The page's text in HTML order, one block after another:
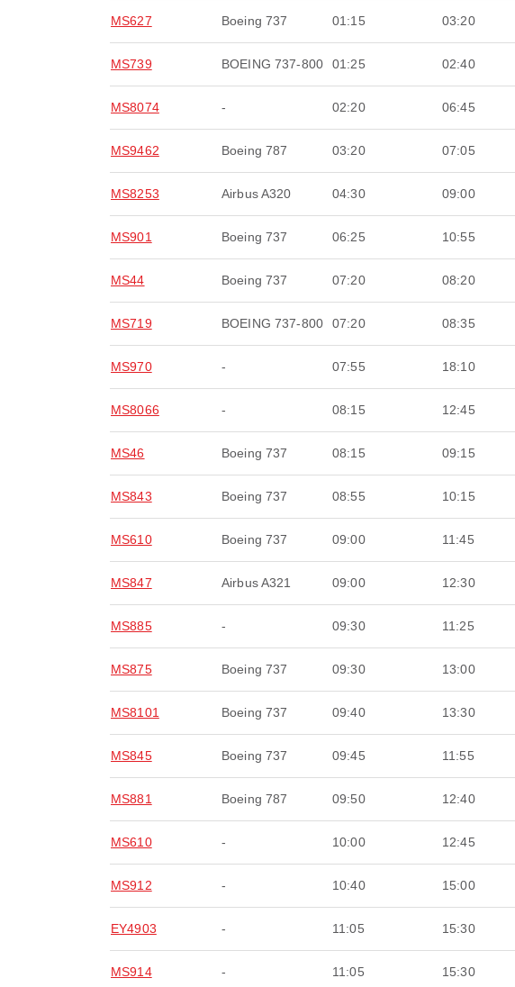
MS627 Boeing 737 01:15 03:20
MS739 BOEING 737-800 01:25 02:40
MS8074 - 02:20 06:45
MS9462 Boeing 787 03:20 07:05
MS8253 Airbus A320 04:30 09:00
MS901 Boeing 737 06:25 10:55
MS44 Boeing 737 07:20 08:20
MS719 BOEING 737-800 07:20 08:35
MS970 - 07:55 18:10
MS8066 - 08:15 12:45
MS46 Boeing 737 08:15 09:15
MS843 Boeing 737 08:55 10:15
MS610 Boeing 737 09:00 11:45
MS847 Airbus A321 09:00 12:30
MS885 - 09:30 11:25
MS875 Boeing 737 09:30 13:00
MS8101 Boeing 737 09:40 13:30
MS845 Boeing 737 09:45 11:55
MS881 Boeing 787 09:50 12:40
MS610 - 10:00 12:45
MS912 - 10:40 15:00
EY4903 - 11:05 15:30
MS914 - 11:05 15:30